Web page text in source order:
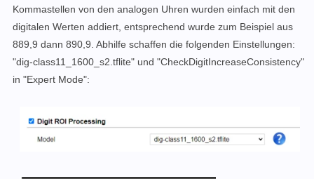
Kommastellen von den analogen Uhren wurden einfach mit den
digitalen Werten addiert, entsprechend wurde zum Beispiel aus
889,9 dann 890,9. Abhilfe schaffen die folgenden Einstellungen:
"dig-class11_1600_s2.tflite" und "CheckDigitIncreaseConsistency"
in "Expert Mode":